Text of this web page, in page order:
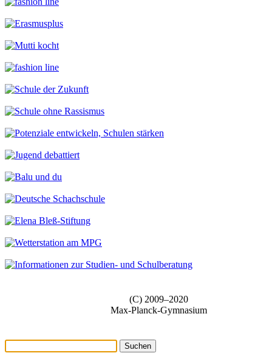
(C) 2009–2020
Max-Planck-Gymnasium
Suchen